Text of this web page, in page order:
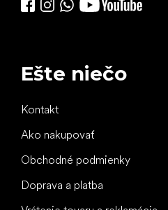
Ešte niečo
Kontakt
Ako nakupovať
Obchodné podmienky
Doprava a platba